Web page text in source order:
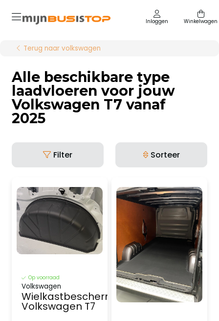
Inloggen Winkelwagen
Terug naar volkswagen
Alle beschikbare type
laadvloeren voor jouw
Volkswagen T7 vanaf
2025
Filter Sorteer
Op voorraad
Volkswagen
Wielkastbescherming
Volkswagen T7